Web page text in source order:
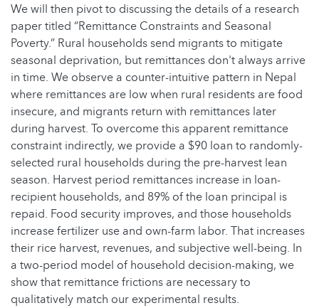
We will then pivot to discussing the details of a research
paper titled “Remittance Constraints and Seasonal
Poverty.” Rural households send migrants to mitigate
seasonal deprivation, but remittances don't always arrive
in time. We observe a counter-intuitive pattern in Nepal
where remittances are low when rural residents are food
insecure, and migrants return with remittances later
during harvest. To overcome this apparent remittance
constraint indirectly, we provide a $90 loan to randomly-
selected rural households during the pre-harvest lean
season. Harvest period remittances increase in loan-
recipient households, and 89% of the loan principal is
repaid. Food security improves, and those households
increase fertilizer use and own-farm labor. That increases
their rice harvest, revenues, and subjective well-being. In
a two-period model of household decision-making, we
show that remittance frictions are necessary to
qualitatively match our experimental results.